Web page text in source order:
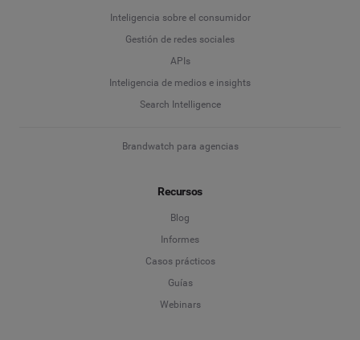
Inteligencia sobre el consumidor
Gestión de redes sociales
APIs
Inteligencia de medios e insights
Search Intelligence
Brandwatch para agencias
Recursos
Blog
Informes
Casos prácticos
Guías
Webinars